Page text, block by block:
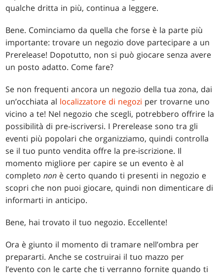
qualche dritta in più, continua a leggere.
Bene. Cominciamo da quella che forse è la parte più
importante: trovare un negozio dove partecipare a un
Prerelease! Dopotutto, non si può giocare senza avere
un posto adatto. Come fare?
Se non frequenti ancora un negozio della tua zona, dai
un’occhiata al localizzatore di negozi per trovarne uno
vicino a te! Nel negozio che scegli, potrebbero offrire la
possibilità di pre-iscriversi. I Prerelease sono tra gli
eventi più popolari che organizziamo, quindi controlla
se il tuo punto vendita offre la pre-iscrizione. Il
momento migliore per capire se un evento è al
completonon è certo quando ti presenti in negozio e
scopri che non puoi giocare, quindi non dimenticare di
informarti in anticipo.
Bene, hai trovato il tuo negozio. Eccellente!
Ora è giunto il momento di tramare nell’ombra per
prepararti. Anche se costruirai il tuo mazzo per
l’evento con le carte che ti verranno fornite quando ti